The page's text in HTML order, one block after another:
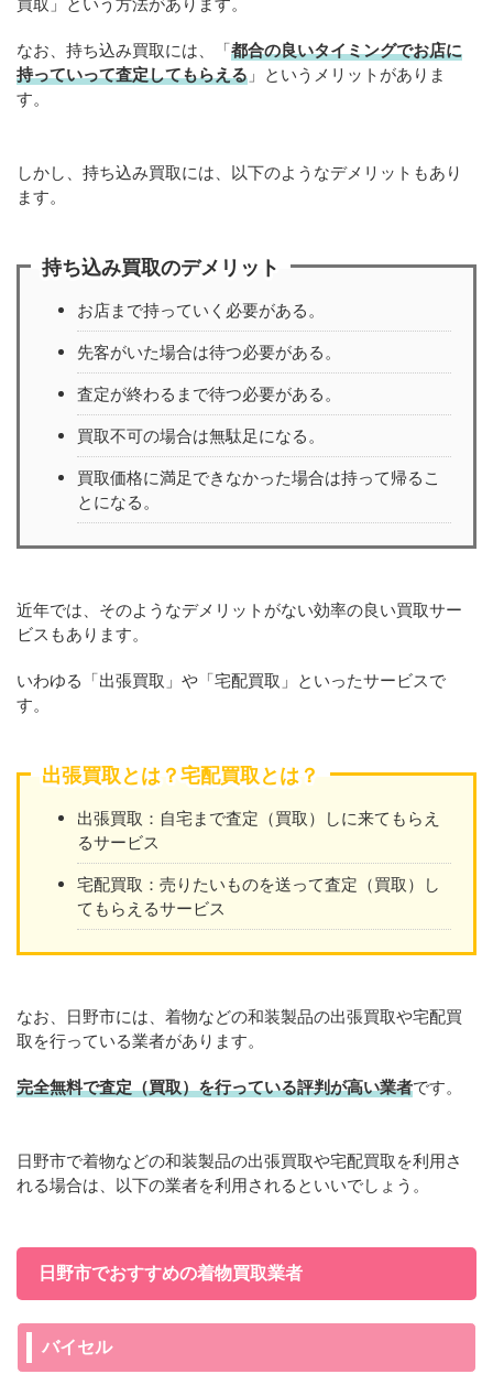
なお、持ち込み買取には、「都合の良いタイミングでお店に
持っていって査定してもらえる 」というメリットがありま
す。
しかし、持ち込み買取には、以下のようなデメリットもあり
ます。
持ち込み買取のデメリット
お店まで持っていく必要がある。
先客がいた場合は待つ必要がある。
査定が終わるまで待つ必要がある。
買取不可の場合は無駄足になる。
買取価格に満足できなかった場合は持って帰るこ
とになる。
近年では、そのようなデメリットがない効率の良い買取サー
ビスもあります。
いわゆる「出張買取」や「宅配買取」といったサービスで
す。
出張買取とは？宅配買取とは？
出張買取：自宅まで査定（買取）しに来てもらえ
るサービス
宅配買取：売りたいものを送って査定（買取）し
てもらえるサービス
なお、日野市には、着物などの和装製品の出張買取や宅配買
取を行っている業者があります。
完全無料で査定（買取）を行っている評判が高い業者です。
日野市で着物などの和装製品の出張買取や宅配買取を利用さ
れる場合は、以下の業者を利用されるといいでしょう。
日野市でおすすめの着物買取業者
バイセル